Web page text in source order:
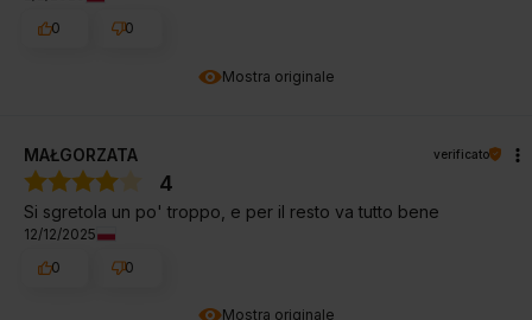
Mostra originale
0
0
Mostra originale
MAŁGORZATA verificato
4
Si sgretola un po' troppo, e per il resto va tutto bene
12/12/2025
0
0